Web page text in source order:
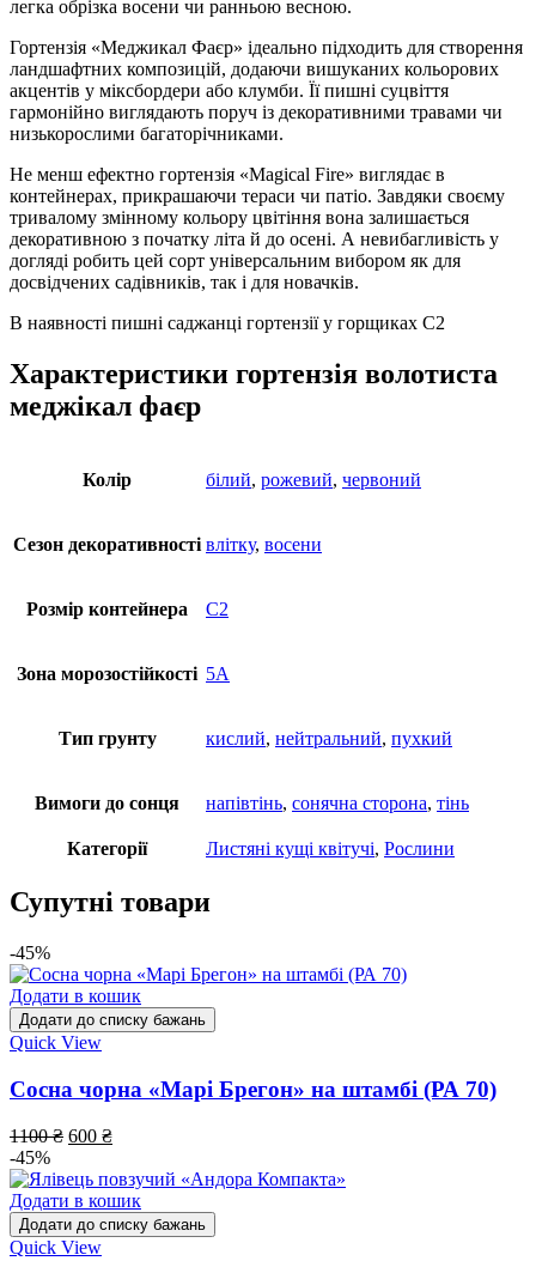
легка обрізка восени чи ранньою весною.
Гортензія «Меджикал Фаєр» ідеально підходить для створення
ландшафтних композицій, додаючи вишуканих кольорових
акцентів у міксбордери або клумби. Її пишні суцвіття
гармонійно виглядають поруч із декоративними травами чи
низькорослими багаторічниками.
Не менш ефектно гортензія «Magical Fire» виглядає в
контейнерах, прикрашаючи тераси чи патіо. Завдяки своєму
тривалому змінному кольору цвітіння вона залишається
декоративною з початку літа й до осені. А невибагливість у
догляді робить цей сорт універсальним вибором як для
досвідчених садівників, так і для новачків.
В наявності пишні саджанці гортензії у горщиках С2
Характеристики гортензія волотиста
меджікал фаєр
Колір білий, рожевий, червоний
Cезон декоративності влітку, восени
Розмір контейнера С2
Зона морозостійкості 5А
Тип грунту кислий, нейтральний, пухкий
Вимоги до сонця напівтінь, сонячна сторона, тінь
Категорії Листяні кущі квітучі, Рослини
Супутні товари
-45%
Додати в кошик
Додати до списку бажань
Quick View
Сосна чорна «Марі Брегон» на штамбі (РА 70)
1100₴ 600 ₴
-45%
Додати в кошик
Додати до списку бажань
Quick View